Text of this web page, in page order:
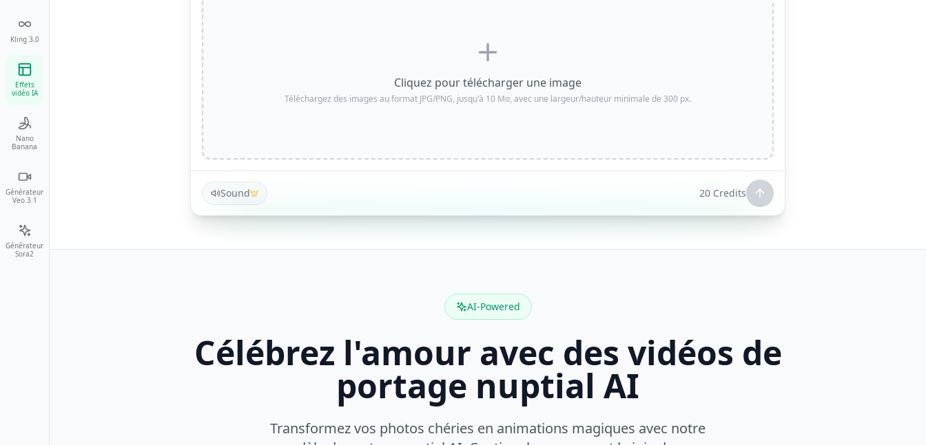
Kling 3.0
Effets
vidéo IA
Nano
Banana
Générateur
Veo 3.1
Générateur
Sora2
Cliquez pour télécharger une image
Téléchargez des images au format JPG/PNG, jusqu'à 10 Mo, avec une largeur/hauteur minimale de 300 px.
Sound 20 Credits
AI-Powered
Célébrez l'amour avec des vidéos de
portage nuptial AI
Transformez vos photos chéries en animations magiques avec notre